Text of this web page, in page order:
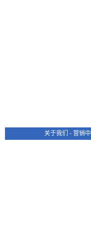
关于我们 - 营销